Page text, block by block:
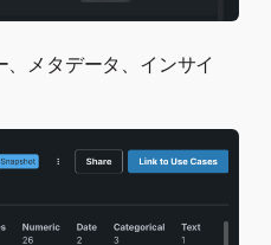
メタデータ、インサイ